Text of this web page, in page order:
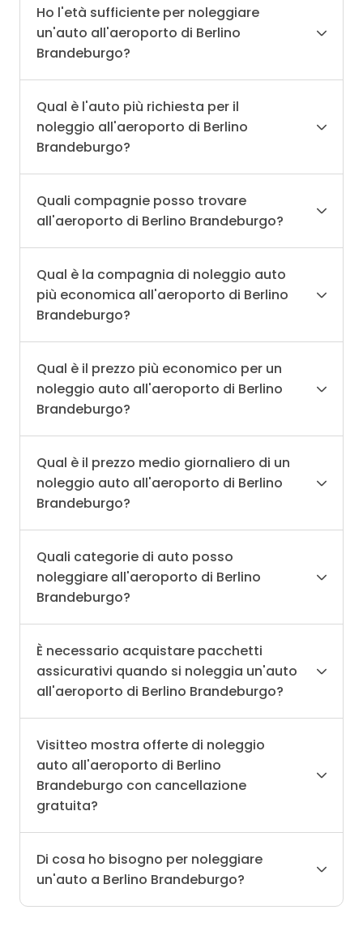
Ho l'età sufficiente per noleggiare
un'auto all'aeroporto di Berlino
Brandeburgo?
Qual è l'auto più richiesta per il
noleggio all'aeroporto di Berlino
Brandeburgo?
Quali compagnie posso trovare
all'aeroporto di Berlino Brandeburgo?
Qual è la compagnia di noleggio auto
più economica all'aeroporto di Berlino
Brandeburgo?
Qual è il prezzo più economico per un
noleggio auto all'aeroporto di Berlino
Brandeburgo?
Qual è il prezzo medio giornaliero di un
noleggio auto all'aeroporto di Berlino
Brandeburgo?
Quali categorie di auto posso
noleggiare all'aeroporto di Berlino
Brandeburgo?
È necessario acquistare pacchetti
assicurativi quando si noleggia un'auto
all'aeroporto di Berlino Brandeburgo?
Visitteo mostra offerte di noleggio
auto all'aeroporto di Berlino
Brandeburgo con cancellazione
gratuita?
Di cosa ho bisogno per noleggiare
un'auto a Berlino Brandeburgo?